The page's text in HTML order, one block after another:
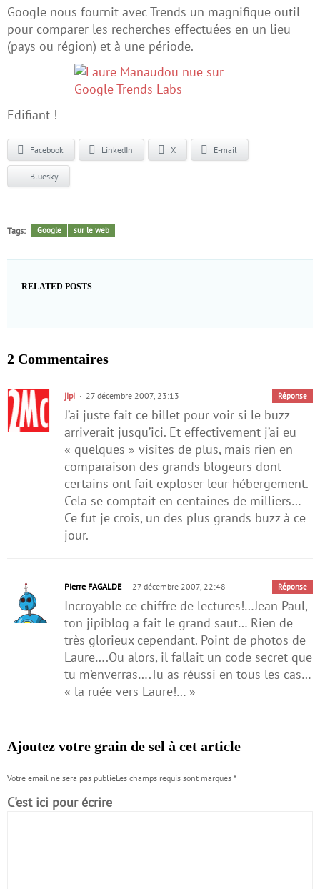
Google nous fournit avec Trends un magnifique outil
pour comparer les recherches effectuées en un lieu
(pays ou région) et à une période.
Edifiant !
Facebook LinkedIn X E-mail
Bluesky
Tags: Google sur le web
RELATED POSTS
2 Commentaires
jipi 27 décembre 2007, 23:13 Réponse
J’ai juste fait ce billet pour voir si le buzz
arriverait jusqu’ici. Et effectivement j’ai eu
« quelques » visites de plus, mais rien en
comparaison des grands blogeurs dont
certains ont fait exploser leur hébergement.
Cela se comptait en centaines de milliers…
Ce fut je crois, un des plus grands buzz à ce
jour.
Pierre FAGALDE 27 décembre 2007, 22:48 Réponse
Incroyable ce chiffre de lectures!…Jean Paul,
ton jipiblog a fait le grand saut… Rien de
très glorieux cependant. Point de photos de
Laure….Ou alors, il fallait un code secret que
tu m’enverras….Tu as réussi en tous les cas…
« la ruée vers Laure!… »
Ajoutez votre grain de sel à cet article
Votre email ne sera pas publiéLes champs requis sont marqués *
C'est ici pour écrire